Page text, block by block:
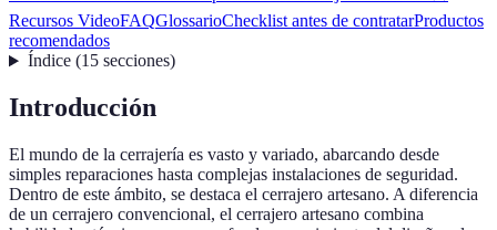
Recursos VideoFAQGlossarioChecklist antes de contratarProductos
recomendados
Índice(15 secciones)
Introducción
El mundo de la cerrajería es vasto y variado, abarcando desde
simples reparaciones hasta complejas instalaciones de seguridad.
Dentro de este ámbito, se destaca el cerrajero artesano. A diferencia
de un cerrajero convencional, el cerrajero artesano combina